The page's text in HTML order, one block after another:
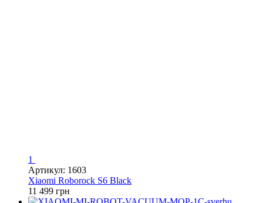
1
Артикул: 1603
Xiaomi Roborock S6 Black
11 499 грн